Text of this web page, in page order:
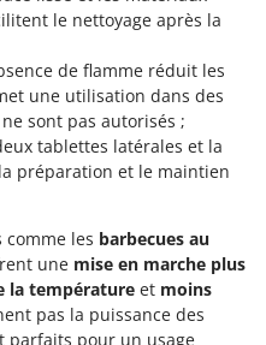
en aluminium
le nettoyage après la
de flamme réduit les
une utilisation dans des
sont pas autorisés ;
tablettes latérales et la
préparation et le maintien
comme les barbecues au
une mise en marche plus
la température et moins
pas la puissance des
parfaits pour un usage